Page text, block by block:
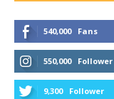
540,000 Fans
550,000 Follower
9,300 Follower